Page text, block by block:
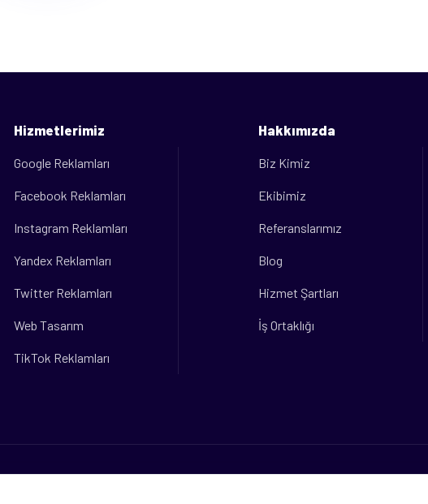
Hizmetlerimiz
Google Reklamları
Facebook Reklamları
Instagram Reklamları
Yandex Reklamları
Twitter Reklamları
Web Tasarım
TikTok Reklamları
Hakkımızda
Biz Kimiz
Ekibimiz
Referanslarımız
Blog
Hizmet Şartları
İş Ortaklığı